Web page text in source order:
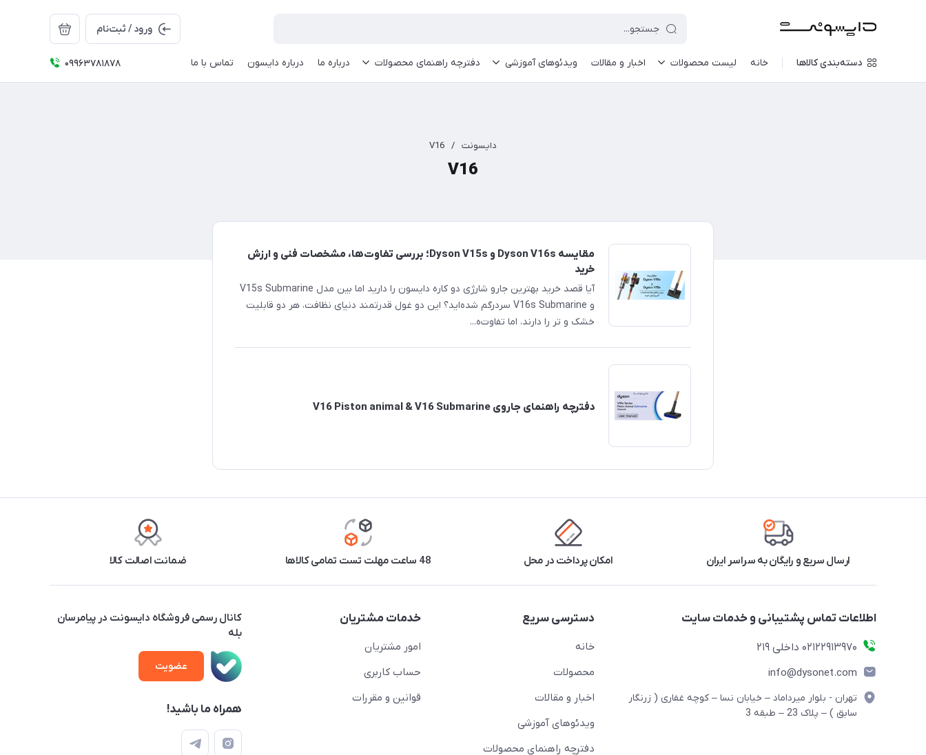
ورود / ثبت‌نام
دسته‌بندی کالاها خانه لیست محصولات اخبار و مقالات ویدئو‌های آموزشی دفترچه راهنمای محصولات درباره ما درباره دایسون تماس با ما 09963781878
دایسونت /
V16
V16
مقایسه Dyson V16s و Dyson V15s؛ بررسی تفاوت‌ها، مشخصات فنی و ارزش
خرید
آیا قصد خرید بهترین جارو شارژی دو کاره دایسون را دارید اما بین مدل V15s Submarine
و V16s Submarine سردرگم شده‌اید؟ این دو غول قدرتمند دنیای نظافت، هر دو قابلیت
خشک و تر را دارند، اما تفاوت‌ه...
دفترچه راهنمای جاروی V16 Piston animal & V16 Submarine
ارسال سریع و رایگان به سراسر ایران امکان پرداخت در محل 48 ساعت مهلت تست تمامی کالاها ضمانت اصالت کالا
اطلاعات تماس پشتیبانی و خدمات سایت
02122913970 داخلی 219
info@dysonet.com
تهران - بلوار میرداماد – خیابان نسا – کوچه غفاری ( زرنگار
سابق ) – پلاک 23 – طبقه 3
دسترسی سریع
خانه
محصولات
اخبار و مقالات
ویدئو‌های آموزشی
دفترچه راهنمای محصولات
خدمات مشتریان
امور مشتریان
حساب کاربری
قوانین و مقررات
کانال رسمی فروشگاه دایسونت در پیامرسان
بله
عضویت
همراه ما باشید!